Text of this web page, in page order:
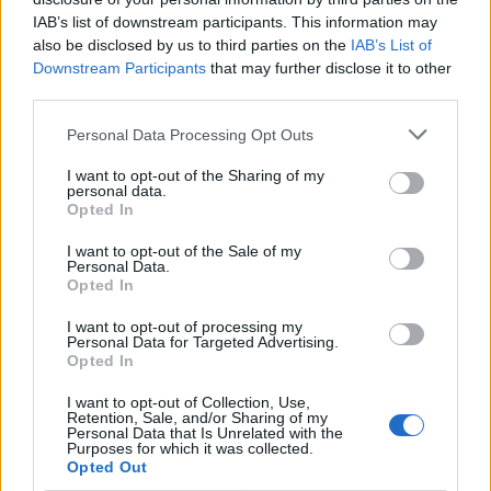
IAB’s list of downstream participants. This information may
also be disclosed by us to third parties on the IAB’s List of
Downstream Participants that may further disclose it to other
Personal Data Processing Opt Outs
I want to opt-out of the Sharing of my
personal data.
Opted In
I want to opt-out of the Sale of my
Personal Data.
Opted In
I want to opt-out of processing my
Personal Data for Targeted Advertising.
Opted In
I want to opt-out of Collection, Use,
Retention, Sale, and/or Sharing of my
Personal Data that Is Unrelated with the
Purposes for which it was collected.
Opted Out
Capacita Jovem de Poiares aproxima
jovens ao mundo do trabalho
Colheita de sangue regressa ao
Hospital Sousa Martins durante o mês
de agosto
DESTAQUES